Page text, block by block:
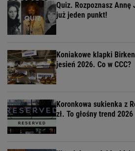
Quiz. Rozpoznasz
już jeden punkt!
Koniakowe klapki
jesień 2026. Co w CCC?
Koronkowa sukienka z
zł. To głośny trend